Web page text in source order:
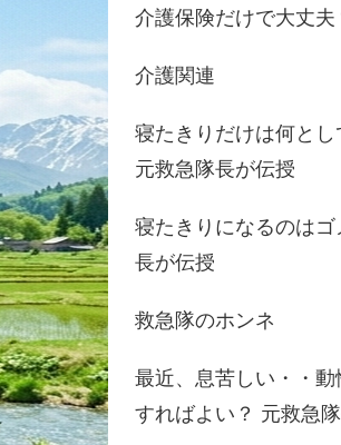
介護保険だけで大丈夫
介護関連
寝たきりだけは何とし
元救急隊長が伝授
寝たきりになるのは
長が伝授
救急隊のホンネ
最近、息苦しい・・動
すればよい？ 元救急